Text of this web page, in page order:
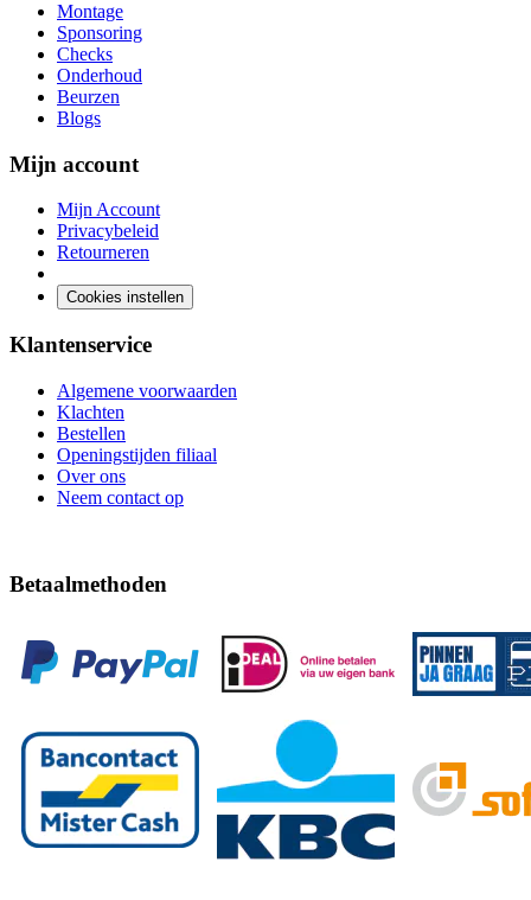
Montage
Sponsoring
Checks
Onderhoud
Beurzen
Blogs
Mijn account
Mijn Account
Privacybeleid
Retourneren
Cookies instellen
Klantenservice
Algemene voorwaarden
Klachten
Bestellen
Openingstijden filiaal
Over ons
Neem contact op
Betaalmethoden